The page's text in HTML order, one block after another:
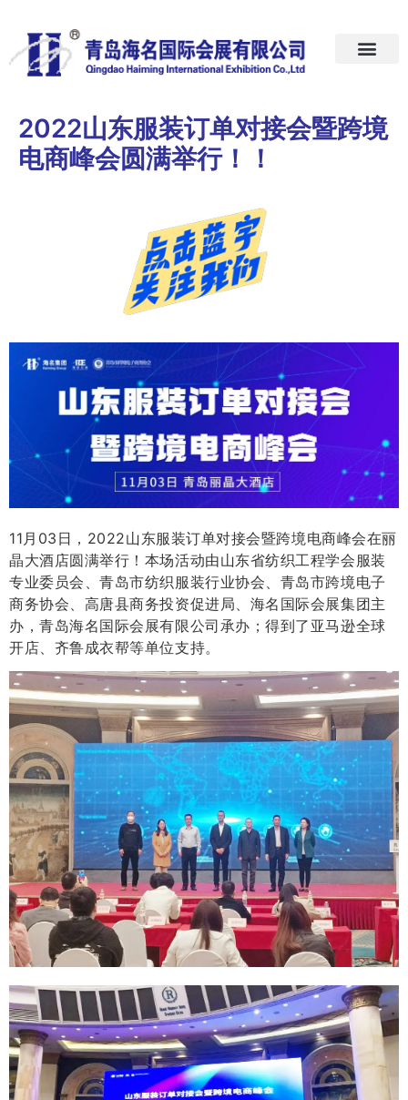
2022山东服装订单对接会暨跨境
电商峰会圆满举行！！
11月03日，2022山东服装订单对接会暨跨境电商峰会在丽
晶大酒店圆满举行！ 本场活动由山东省纺织工程学会服装
专业委员会、青岛市纺织服装行业协会、青岛市跨境电子
商务协会、高唐县商务投资促进局、海名国际会展集团主
办，青岛海名国际会展有限公司承办；得到了亚马逊全球
开店、齐鲁成衣帮等单位支持。